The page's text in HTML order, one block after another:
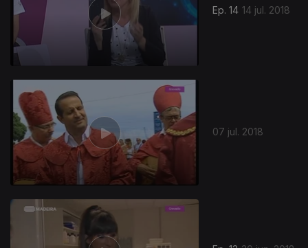
Ep. 14 14 jul. 2018
07 jul. 2018